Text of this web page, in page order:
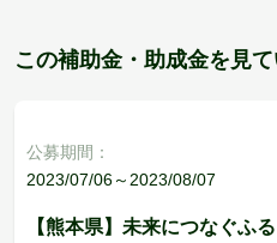
この補助金・助成金を見
公募期間：
2023/07/06～2023/08/07
【熊本県】未来につなぐふ